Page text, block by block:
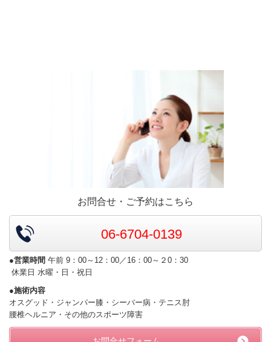
お問合せ・ご予約はこちら
06-6704-0139
●営業時間 午前 9：00～12：00／16：00～２0：30
休業日 水曜・日・祝日
●施術内容
オスグッド・ジャンパー膝・シーバー病・テニス肘
腰椎ヘルニア・その他のスポーツ障害